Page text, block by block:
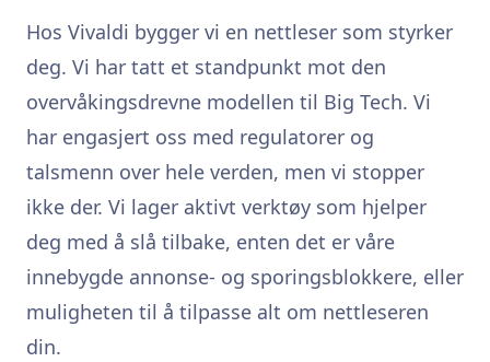
Hos Vivaldi bygger vi en nettleser som styrker
deg. Vi har tatt et standpunkt mot den
overvåkingsdrevne modellen til Big Tech. Vi
har engasjert oss med regulatorer og
talsmenn over hele verden, men vi stopper
ikke der. Vi lager aktivt verktøy som hjelper
deg med å slå tilbake, enten det er våre
innebygde annonse- og sporingsblokkere, eller
muligheten til å tilpasse alt om nettleseren
din.